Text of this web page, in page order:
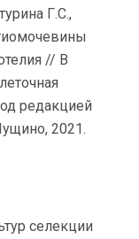
Г.С.,
// В
редакцией
2021.
селекции